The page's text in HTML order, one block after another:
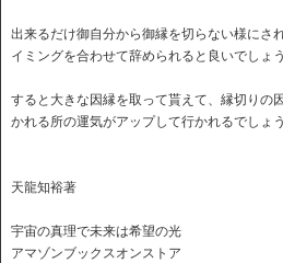
出来るだけ御自分から御縁を切らない様にさ
イミングを合わせて辞められると良いでしょう
すると大きな因縁を取って貰えて、縁切りの
かれる所の運気がアップして行かれるでしょう
天龍知裕著
宇宙の真理で未来は希望の光
アマゾンブックスオンストア